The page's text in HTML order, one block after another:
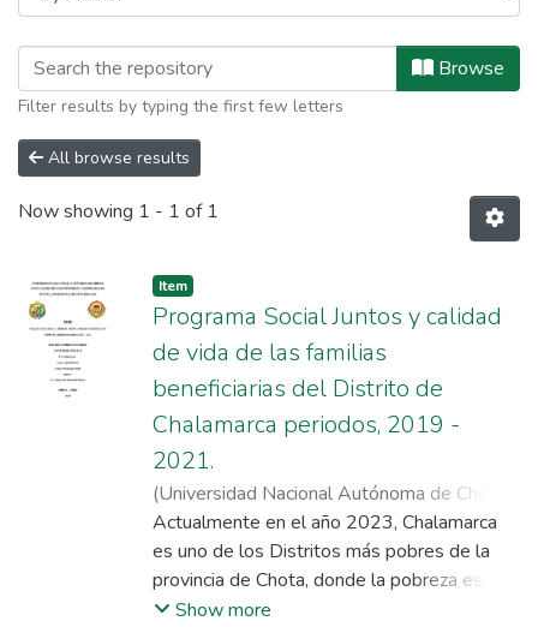
Browsing Tesis by Author "Aguilar
Browse
Filter results by typing the first few letters
All browse results
Now showing 1 - 1 of 1
Item
Programa Social Juntos y calidad
de vida de las familias
beneficiarias del Distrito de
Chalamarca periodos, 2019 -
2021.
(Universidad Nacional Autónoma de Chota
2023-07-26 )Aguilar Estela, Geiner;
Fustamante RuÍz, Soimer;Benavides
Gálvez, Jhonny Biler
Actualmente en el año 2023, Chalamarca
es uno de los Distritos más pobres de la
provincia de Chota, donde la pobreza es
severa, los habitantes del Distrito se
Show more